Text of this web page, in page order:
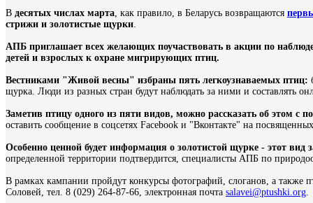
В десятых числах марта , как правило, в Беларусь возвращаются
стрижи и золотистые щурки
АПБ приглашает всех желающих поучаствовать в акции по
детей и взрослых к охране мигрирующих птиц.
Вестниками "Живой весны" избраны пять легкоузнаваемых птиц:
щурка. Люди из разных стран будут наблюдать за ними и составлять
Заметив птицу одного из пяти видов, можно рассказать об
оставить сообщение в соцсетях Facebook и "Вконтакте" на
Особенно ценной будет информация о золотистой щурке - этот вид
определенной территории подтвердится, специалисты АПБ по
В рамках кампании пройдут конкурсы фотографий, слоганов, а
Соловей, тел. 8 (029) 264-87-66, электронная почта salavei@ptushki.org